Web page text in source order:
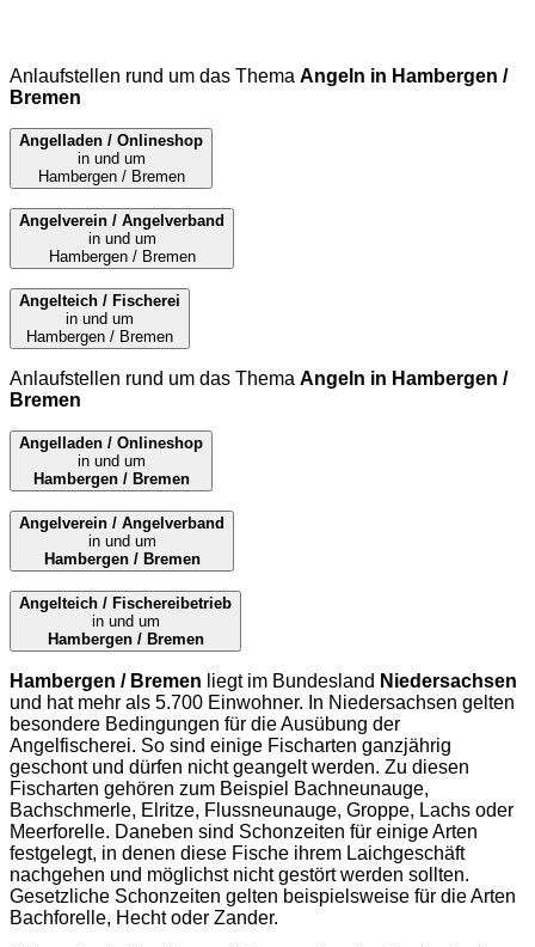
Anlaufstellen rund um das Thema Angeln in Hambergen /
Bremen
Angelladen / Onlineshop
in und um
Hambergen / Bremen
Angelverein / Angelverband
in und um
Hambergen / Bremen
Angelteich / Fischerei
in und um
Hambergen / Bremen
Anlaufstellen rund um das Thema Angeln in Hambergen /
Bremen
Angelladen / Onlineshop
in und um
Hambergen / Bremen
Angelverein / Angelverband
in und um
Hambergen / Bremen
Angelteich / Fischereibetrieb
in und um
Hambergen / Bremen
Hambergen / Bremen liegt im Bundesland Niedersachsen
und hat mehr als 5.700 Einwohner. In Niedersachsen gelten
besondere Bedingungen für die Ausübung der
Angelfischerei. So sind einige Fischarten ganzjährig
geschont und dürfen nicht geangelt werden. Zu diesen
Fischarten gehören zum Beispiel Bachneunauge,
Bachschmerle, Elritze, Flussneunauge, Groppe, Lachs oder
Meerforelle. Daneben sind Schonzeiten für einige Arten
festgelegt, in denen diese Fische ihrem Laichgeschäft
nachgehen und möglichst nicht gestört werden sollten.
Gesetzliche Schonzeiten gelten beispielsweise für die Arten
Bachforelle, Hecht oder Zander.